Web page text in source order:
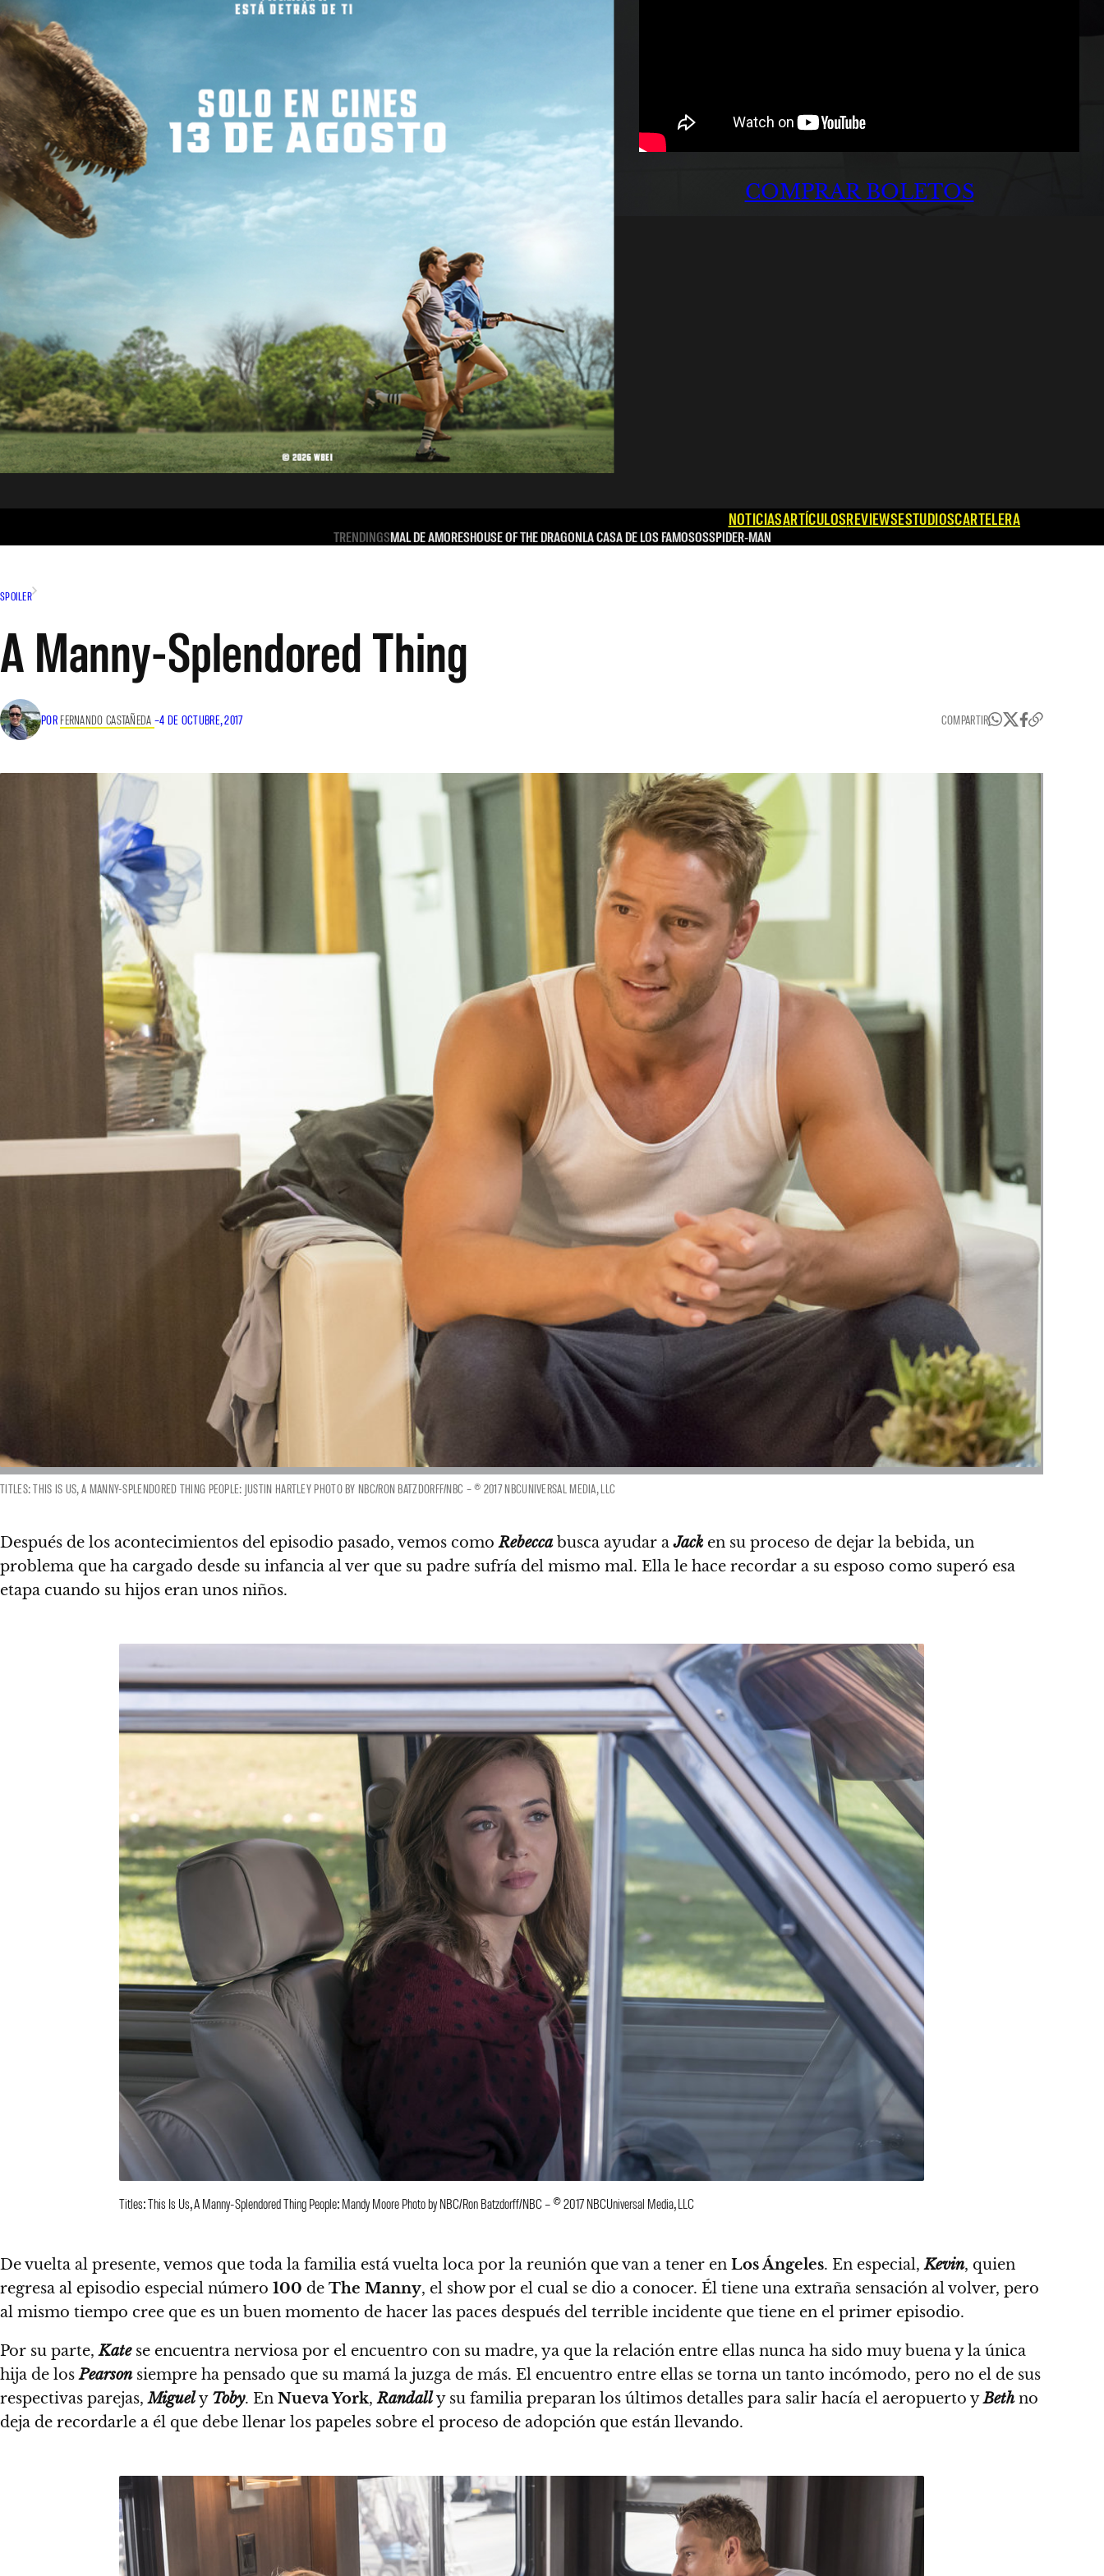
COMPRAR BOLETOS
NOTICIASARTÍCULOSREVIEWSESTUDIOSCARTELERA
TRENDINGSMAL DE AMORESHOUSE OF THE DRAGONLA CASA DE LOS FAMOSOSSPIDER-MAN
SPOILER
A Manny-Splendored Thing
POR FERNANDO CASTAÑEDA –4 DE OCTUBRE, 2017 COMPARTIR
TITLES: THIS IS US, A MANNY-SPLENDORED THING PEOPLE: JUSTIN HARTLEY PHOTO BY NBC/RON BATZDORFF/NBC – © 2017 NBCUNIVERSAL MEDIA, LLC
Después de los acontecimientos del episodio pasado, vemos comoRebeccabusca ayudar aJack en su proceso de dejar la bebida, un
problema que ha cargado desde su infancia al ver que su padre sufría del mismo mal. Ella le hace recordar a su esposo como superó esa
etapa cuando su hijos eran unos niños.
Titles: This Is Us, A Manny-Splendored Thing People: Mandy Moore Photo by NBC/Ron Batzdorff/NBC – © 2017 NBCUniversal Media, LLC
De vuelta al presente, vemos que toda la familia está vuelta loca por la reunión que van a tener en Los Ángeles. En especial,Kevin, quien
regresa al episodio especial número 100 de The Manny, el show por el cual se dio a conocer. Él tiene una extraña sensación al volver, pero
al mismo tiempo cree que es un buen momento de hacer las paces después del terrible incidente que tiene en el primer episodio.
Por su parte,Katese encuentra nerviosa por el encuentro con su madre, ya que la relación entre ellas nunca ha sido muy buena y la única
hija de losPearsonsiempre ha pensado que su mamá la juzga de más. El encuentro entre ellas se torna un tanto incómodo, pero no el de sus
respectivas parejas,Miguely Toby. En Nueva York,Randally su familia preparan los últimos detalles para salir hacía el aeropuerto yBethno
deja de recordarle a él que debe llenar los papeles sobre el proceso de adopción que están llevando.